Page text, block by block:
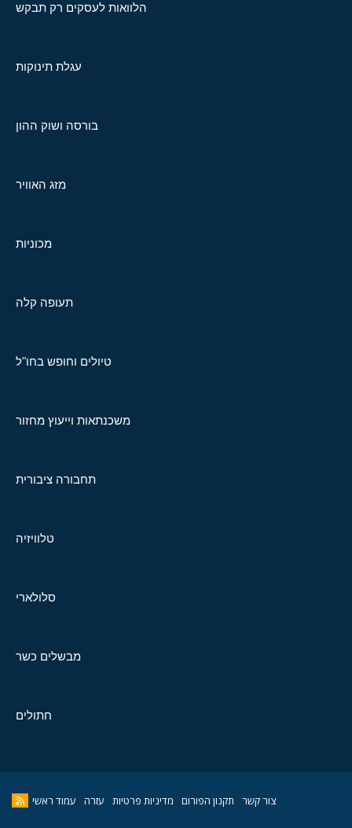
הלוואות לעסקים רק תבקש
עגלת תינוקות
בורסה ושוק ההון
מזג האוויר
מכוניות
תעופה קלה
טיולים וחופש בחו"ל
משכנתאות וייעוץ מחזור
תחבורה ציבורית
טלוויזיה
סלולארי
מבשלים כשר
חתולים
צור קשר תקנון הפורום מדיניות פרטיות עזרה עמוד ראשי